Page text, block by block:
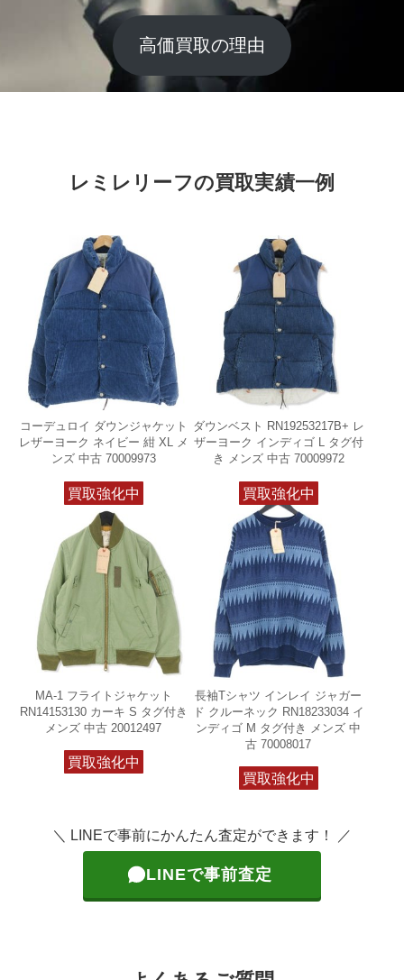
高価買取の理由
レミレリーフの買取実績一例
コーデュロイ ダウンジャケット
レザーヨーク ネイビー 紺 XL メ
ンズ 中古 70009973
買取強化中
ダウンベスト RN19253217B+ レ
ザーヨーク インディゴ L タグ付
き メンズ 中古 70009972
買取強化中
MA-1 フライトジャケット
RN14153130 カーキ S タグ付き
メンズ 中古 20012497
買取強化中
長袖Tシャツ インレイ ジャガー
ド クルーネック RN18233034 イ
ンディゴ M タグ付き メンズ 中
古 70008017
買取強化中
＼ LINEで事前にかんたん査定ができます！ ／
LINEで事前査定